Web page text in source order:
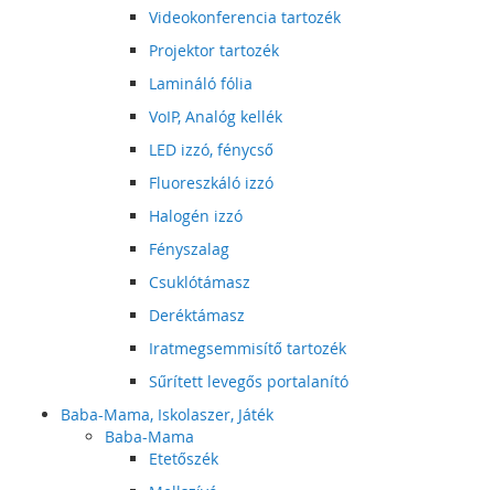
Videokonferencia tartozék
Projektor tartozék
Lamináló fólia
VoIP, Analóg kellék
LED izzó, fénycső
Fluoreszkáló izzó
Halogén izzó
Fényszalag
Csuklótámasz
Deréktámasz
Iratmegsemmisítő tartozék
Sűrített levegős portalanító
Baba-Mama, Iskolaszer, Játék
Baba-Mama
Etetőszék